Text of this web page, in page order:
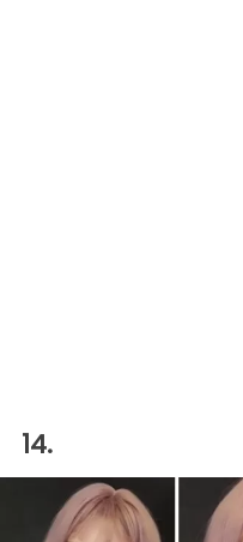
14.